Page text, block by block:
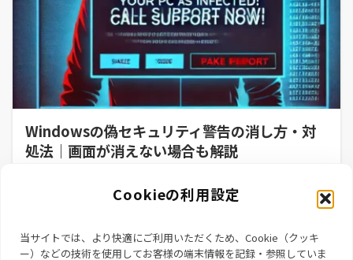
Cookieの利用設定
当サイトでは、より快適にご利用いただくため、Cookie（クッキ
ー）などの技術を使用してお客様の端末情報を記録・参照していま
Windowsの偽セキュリティ警告の消し方・対
処法｜画面が消えない場合も解説
Defender セキュリティ警告」「...
2025年3月6日